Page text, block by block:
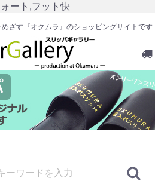
ート,フット快
ざす『オクムラ』のショッピングサイトです